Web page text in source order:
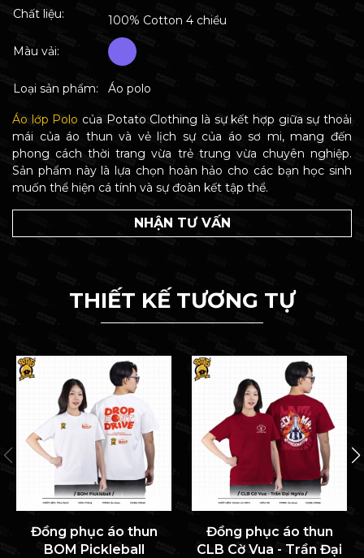
Chất liệu: 100% Cotton 4 chiều
Màu vải:
Loại sản phẩm: Áo polo
Áo lớp Polo của Potato Clothing là sự kết hợp giữa sự thoải
mái của áo thun và vẻ lịch sự của áo sơ mi, mang đến
phong cách thời trang vừa trẻ trung vừa chuyên nghiệp.
Sản phẩm này là lựa chọn hoàn hảo cho các bạn học sinh
muốn thể hiện cá tính và sự đoàn kết tập thể.
NHẬN TƯ VẤN
THIẾT KẾ TƯƠNG TỰ
Đồng phục áo thun
BOM Pickleball
Đồng phục áo thun
CLB Cờ Vua - Trần Đại